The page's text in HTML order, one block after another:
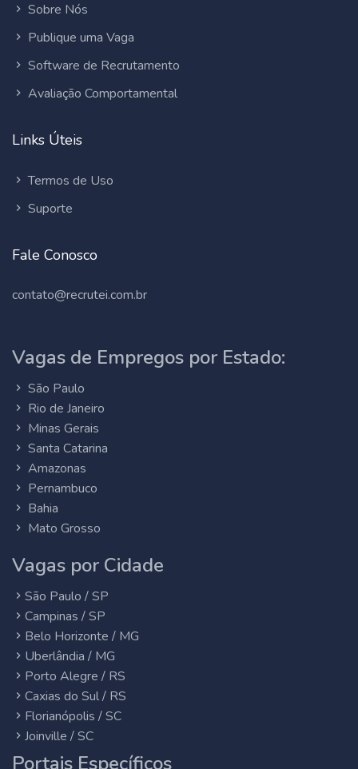
Sobre Nós
Publique uma Vaga
Software de Recrutamento
Avaliação Comportamental
Links Úteis
Termos de Uso
Suporte
Fale Conosco
contato@recrutei.com.br
Vagas de Empregos por Estado:
São Paulo
Rio de Janeiro
Minas Gerais
Santa Catarina
Amazonas
Pernambuco
Bahia
Mato Grosso
Vagas por Cidade
São Paulo / SP
Campinas / SP
Belo Horizonte / MG
Uberlândia / MG
Porto Alegre / RS
Caxias do Sul / RS
Florianópolis / SC
Joinville / SC
Portais Específicos